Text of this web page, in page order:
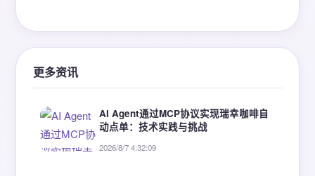
更多资讯
AI Agent通过MCP协议实现瑞幸咖啡自
动点单：技术实践与挑战
2026/8/7 4:32:09